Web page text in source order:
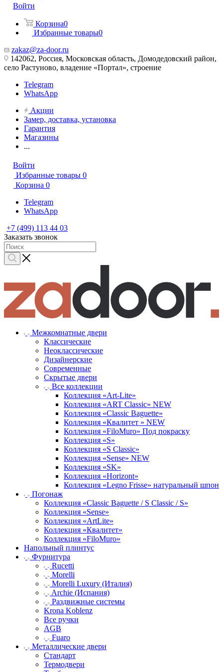
Войти
Корзина0
Избранные товары0
zakaz@za-door.ru
142062, Россия, Московская область, Домодедовский район,
село Растуново, владение «Портал», строение
Telegram
WhatsApp
Акции
Замер, доставка, установка
Гарантия
Магазины
...
Войти
Избранные товары 0
Корзина 0
Telegram
WhatsApp
+7 (499) 113 44 03
Заказать звонок
Межкомнатные двери
Классические
Неоклассические
Дизайнерские
Современные
Скрытые двери
Все коллекции
Коллекция «Art-Lite»
Коллекция «ART Classic» NEW
Коллекция «Classic Baguette»
Коллекция «Квалитет » NEW
Коллекция «FiloMuro» Под покраску
Коллекция «S»
Коллекция «S Classic»
Коллекция «Sense» NEW
Коллекция «SK»
Коллекция «Horizont»
Коллекция «Legno Frisse» натуральный шпон
Погонаж
Коллекция «Classic Baguette / S Classic / S»
Коллекция «Sense»
Коллекция «ArtLite»
Коллекция «Квалитет»
Коллекция «FiloMuro»
Напольный плинтус
Фурнитура
Rucetti
Morelli
Morelli Luxury (Италия)
Archie (Испания)
Раздвижные системы
Krona Koblenz
Все ручки
AGB
Fuaro
Металлические двери
Стандарт
Термодвери